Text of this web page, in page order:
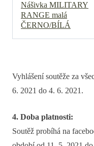
Nášivka MILITARY
RANGE malá
ČERNO/BÍLÁ
Vyhlášení soutěže za
6. 2021 do 4. 6. 2021.
4. Doba platnosti:
Soutěž probíhá na